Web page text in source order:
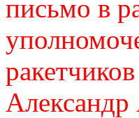
письмо в